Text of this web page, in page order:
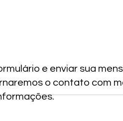
e enviar sua
o contato com